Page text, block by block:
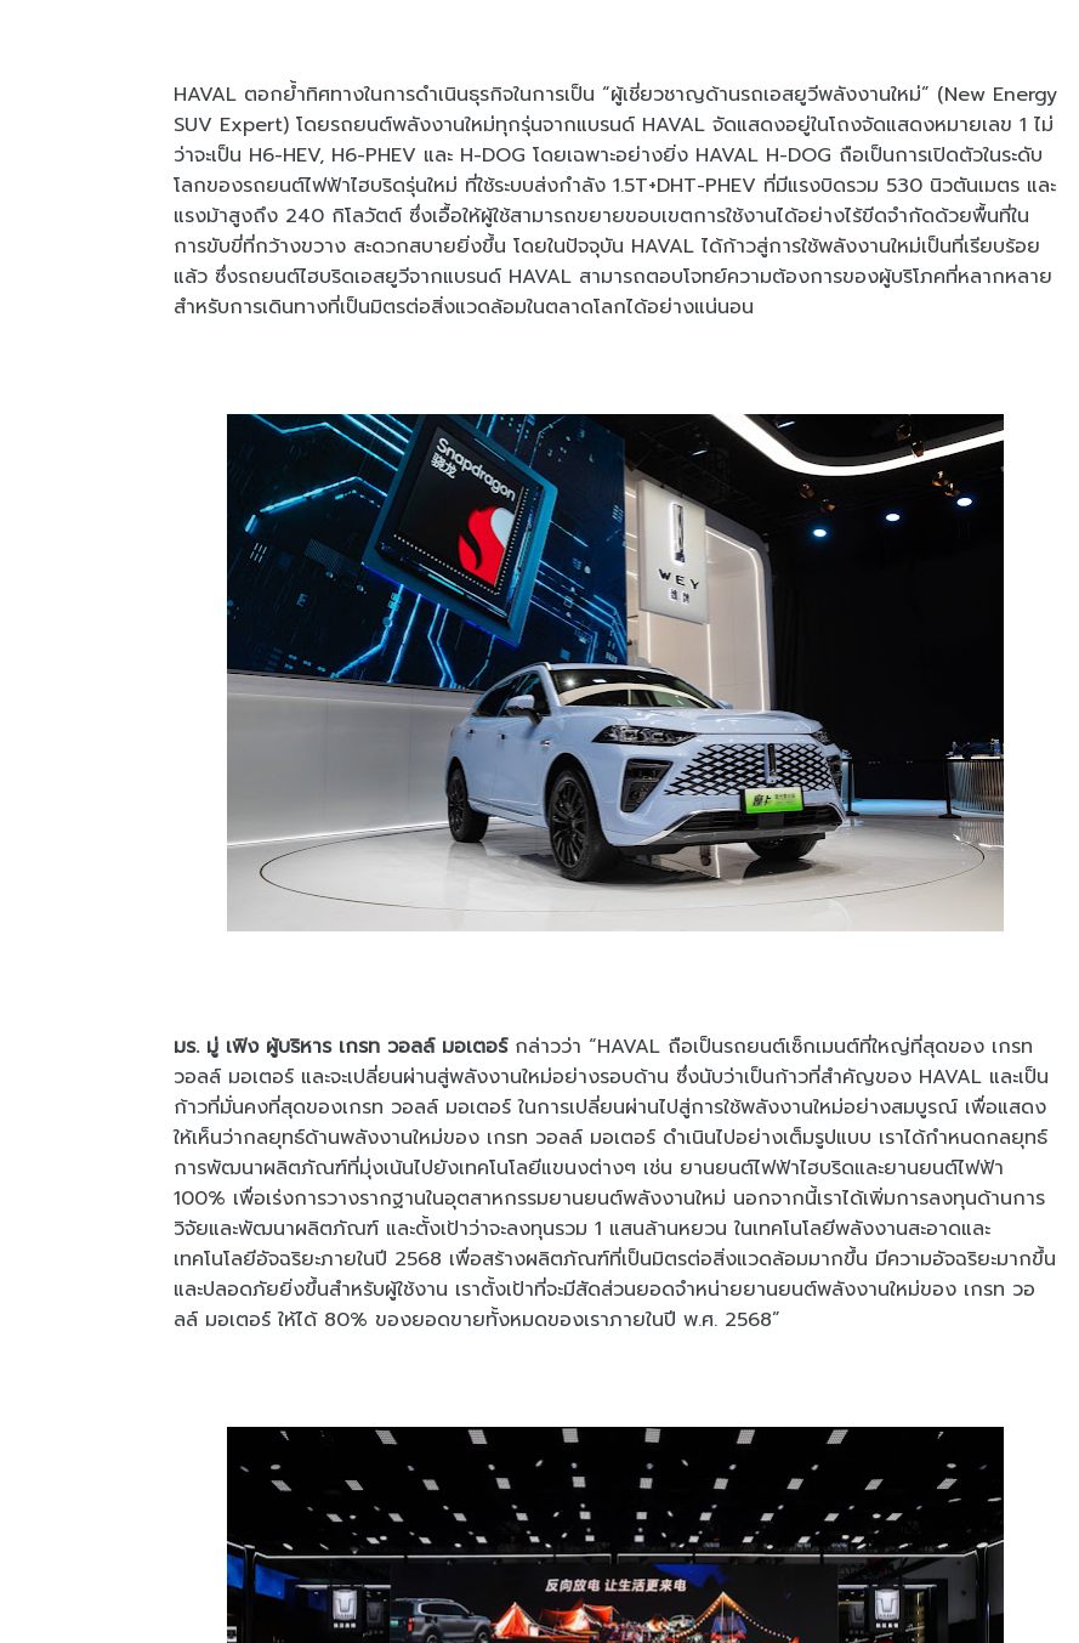
HAVAL ตอกย้ำทิศทางในการดำเนินธุรกิจในการเป็น “ผู้เชี่ยวชาญด้านรถเอสยูวีพลังงานใหม่” (New Energy
SUV Expert) โดยรถยนต์พลังงานใหม่ทุกรุ่นจากแบรนด์ HAVAL จัดแสดงอยู่ในโถงจัดแสดงหมายเลข 1 ไม่
ว่าจะเป็น H6-HEV, H6-PHEV และ H-DOG โดยเฉพาะอย่างยิ่ง HAVAL H-DOG ถือเป็นการเปิดตัวในระดับ
โลกของรถยนต์ไฟฟ้าไฮบริดรุ่นใหม่ ที่ใช้ระบบส่งกำลัง 1.5T+DHT-PHEV ที่มีแรงบิดรวม 530 นิวตันเมตร และ
แรงม้าสูงถึง 240 กิโลวัตต์ ซึ่งเอื้อให้ผู้ใช้สามารถขยายขอบเขตการใช้งานได้อย่างไร้ขีดจำกัดด้วยพื้นที่ใน
การขับขี่ที่กว้างขวาง สะดวกสบายยิ่งขึ้น โดยในปัจจุบัน HAVAL ได้ก้าวสู่การใช้พลังงานใหม่เป็นที่เรียบร้อย
แล้ว ซึ่งรถยนต์ไฮบริดเอสยูวีจากแบรนด์ HAVAL สามารถตอบโจทย์ความต้องการของผู้บริโภคที่หลากหลาย
สำหรับการเดินทางที่เป็นมิตรต่อสิ่งแวดล้อมในตลาดโลกได้อย่างแน่นอน
มร. มู่ เฟิง ผู้บริหาร เกรท วอลล์ มอเตอร์ กล่าวว่า “HAVAL ถือเป็นรถยนต์เซ็กเมนต์ที่ใหญ่ที่สุดของ เกรท
วอลล์ มอเตอร์ และจะเปลี่ยนผ่านสู่พลังงานใหม่อย่างรอบด้าน ซึ่งนับว่าเป็นก้าวที่สำคัญของ HAVAL และเป็น
ก้าวที่มั่นคงที่สุดของเกรท วอลล์ มอเตอร์ ในการเปลี่ยนผ่านไปสู่การใช้พลังงานใหม่อย่างสมบูรณ์ เพื่อแสดง
ให้เห็นว่ากลยุทธ์ด้านพลังงานใหม่ของ เกรท วอลล์ มอเตอร์ ดำเนินไปอย่างเต็มรูปแบบ เราได้กำหนดกลยุทธ์
การพัฒนาผลิตภัณฑ์ที่มุ่งเน้นไปยังเทคโนโลยีแขนงต่างๆ เช่น ยานยนต์ไฟฟ้าไฮบริดและยานยนต์ไฟฟ้า
100% เพื่อเร่งการวางรากฐานในอุตสาหกรรมยานยนต์พลังงานใหม่ นอกจากนี้เราได้เพิ่มการลงทุนด้านการ
วิจัยและพัฒนาผลิตภัณฑ์ และตั้งเป้าว่าจะลงทุนรวม 1 แสนล้านหยวน ในเทคโนโลยีพลังงานสะอาดและ
เทคโนโลยีอัจฉริยะภายในปี 2568 เพื่อสร้างผลิตภัณฑ์ที่เป็นมิตรต่อสิ่งแวดล้อมมากขึ้น มีความอัจฉริยะมากขึ้น
และปลอดภัยยิ่งขึ้นสำหรับผู้ใช้งาน เราตั้งเป้าที่จะมีสัดส่วนยอดจำหน่ายยานยนต์พลังงานใหม่ของ เกรท วอ
ลล์ มอเตอร์ ให้ได้ 80% ของยอดขายทั้งหมดของเราภายในปี พ.ศ. 2568”